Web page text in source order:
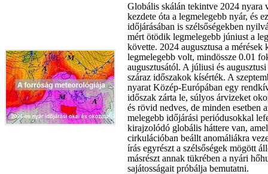
Globális skálán tekintve 2024 nyara
kezdete óta a legmelegebb nyár, és
időjárásában is szélsőségekben
mért ötödik legmelegebb júniust a
követte. 2024 augusztusa a mérések
legmelegebb volt, mindössze 0.01
augusztusától. A júliusi és
száraz időszakok kísérték. A
nyarat Közép-Európában egy
időszak zárta le, súlyos árvizeket
és rövid nedves, de minden esetben
melegebb időjárási periódusokkal
kirajzolódó globális háttere van,
cirkulációban beállt anomáliákra
írás egyrészt a szélsőségek mögött
másrészt annak tükrében a nyári
sajátosságait próbálja bemutatni.